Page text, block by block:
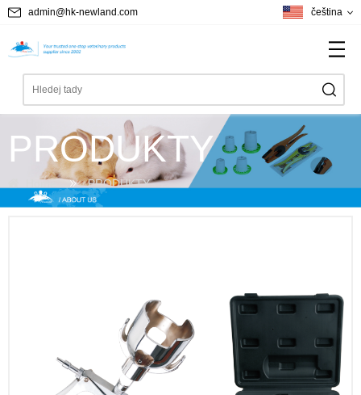
admin@hk-newland.com čeština
PRODUKTY
Home PRODUKTY